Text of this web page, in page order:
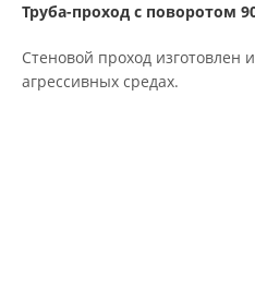
Труба-проход с поворотом
Стеновой проход
агрессивных средах.